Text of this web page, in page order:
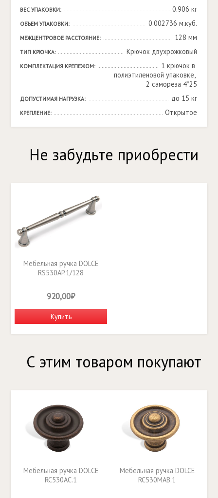
ВЕС УПАКОВКИ: 0.906 кг
ОБЪЕМ УПАКОВКИ: 0.002736 м.куб.
МЕЖЦЕНТРОВОЕ РАССТОЯНИЕ: 128 мм
ТИП КРЮЧКА: Крючок двухрожковый
КОМПЛЕКТАЦИЯ КРЕПЕЖОМ:
1 крючок в
полиэтиленовой упаковке,
2 самореза 4*25
ДОПУСТИМАЯ НАГРУЗКА: до 15 кг
КРЕПЛЕНИЕ: Открытое
Не забудьте приобрести
Мебельная ручка DOLCE
RS530AP.1/128
920,00₽
Купить
С этим товаром покупают
Мебельная ручка DOLCE
RC530AC.1
Мебельная ручка DOLCE
RC530MAB.1